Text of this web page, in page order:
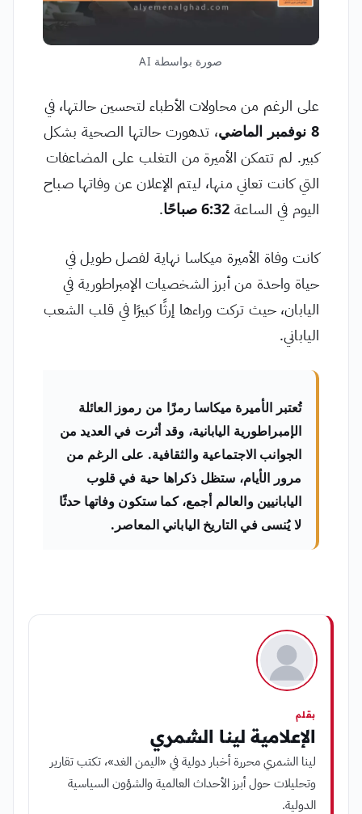
صورة بواسطة AI
على الرغم من محاولات الأطباء لتحسين حالتها، في
8 نوفمبر الماضي
، تدهورت حالتها الصحية بشكل
كبير. لم تتمكن الأميرة من التغلب على المضاعفات
التي كانت تعاني منها، ليتم الإعلان عن وفاتها صباح
اليوم في الساعة 6:32 صباحًا .
كانت وفاة الأميرة ميكاسا نهاية لفصل طويل في
حياة واحدة من أبرز الشخصيات الإمبراطورية في
اليابان، حيث تركت وراءها إرثًا كبيرًا في قلب الشعب
الياباني.
تُعتبر الأميرة ميكاسا رمزًا من رموز العائلة
الإمبراطورية اليابانية، وقد أثرت في العديد من
الجوانب الاجتماعية والثقافية. على الرغم من
مرور الأيام، ستظل ذكراها حية في قلوب
اليابانيين والعالم أجمع، كما ستكون وفاتها حدثًا
لا يُنسى في التاريخ الياباني المعاصر.
بقلم
الإعلامية لينا الشمري
لينا الشمري محررة أخبار دولية في «اليمن الغد»، تكتب تقارير
وتحليلات حول أبرز الأحداث العالمية والشؤون السياسية
الدولية.